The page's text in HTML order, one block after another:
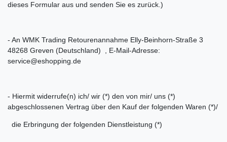
dieses Formular aus und senden Sie es zurück.)
- An WMK Trading Retourenannahme Elly-Beinhorn-Straße 3
48268 Greven (Deutschland) , E-Mail-Adresse:
service@eshopping.de
- Hiermit widerrufe(n) ich/ wir (*) den von mir/ uns (*)
abgeschlossenen Vertrag über den Kauf der folgenden Waren (*)/
die Erbringung der folgenden Dienstleistung (*)